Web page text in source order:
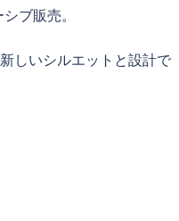
ブ販売。
しいシルエットと設計で